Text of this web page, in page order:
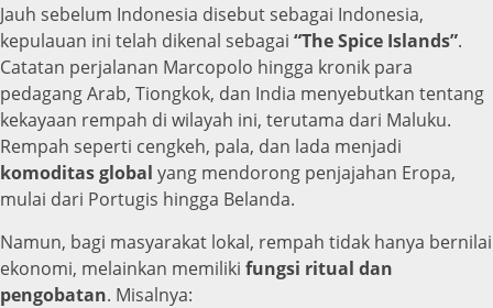
Jauh sebelum Indonesia disebut sebagai Indonesia,
kepulauan ini telah dikenal sebagai “The Spice Islands”.
Catatan perjalanan Marcopolo hingga kronik para
pedagang Arab, Tiongkok, dan India menyebutkan tentang
kekayaan rempah di wilayah ini, terutama dari Maluku.
Rempah seperti cengkeh, pala, dan lada menjadi
komoditas global yang mendorong penjajahan Eropa,
mulai dari Portugis hingga Belanda.
Namun, bagi masyarakat lokal, rempah tidak hanya bernilai
ekonomi, melainkan memiliki fungsi ritual dan
pengobatan. Misalnya: